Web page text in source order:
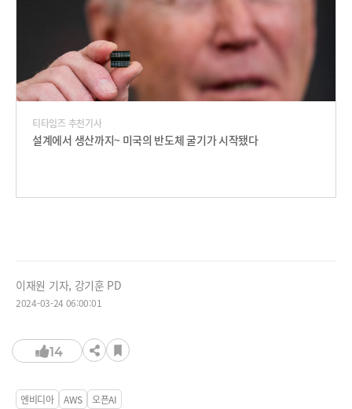
티타임즈 추천기사
설계에서 생산까지~ 미국의 반도체 굴기가 시작됐다
이재원 기자, 강기훈 PD
2024-03-24 06:00:01
14
엔비디아 AWS 오픈AI